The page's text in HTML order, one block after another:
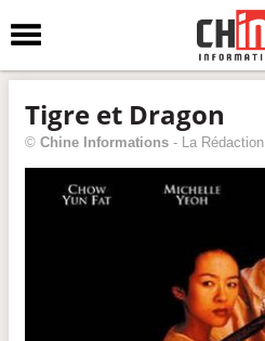
Tigre et Dragon
© Chine Informations - La Rédaction